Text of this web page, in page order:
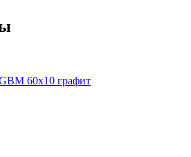
60х10 графит